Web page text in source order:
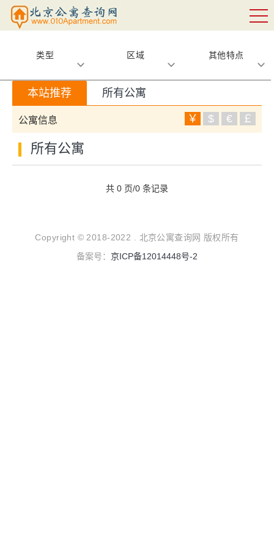
类型 区域 其他特点
本站推荐 所有公寓
公寓信息 ￥ $ € ￡
所有公寓
共 0 页/0 条记录
Copyright © 2018-2022 . 北京公寓查询网 版权所有
备案号： 京ICP备12014448号-2